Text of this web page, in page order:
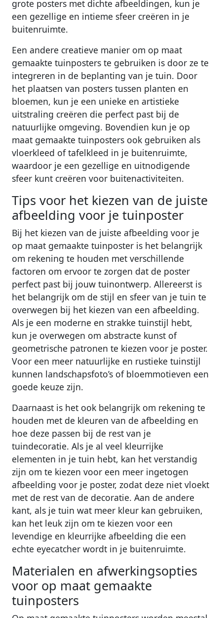
grote posters met dichte afbeeldingen, kun je
een gezellige en intieme sfeer creëren in je
buitenruimte.
Een andere creatieve manier om op maat
gemaakte tuinposters te gebruiken is door ze te
integreren in de beplanting van je tuin. Door
het plaatsen van posters tussen planten en
bloemen, kun je een unieke en artistieke
uitstraling creëren die perfect past bij de
natuurlijke omgeving. Bovendien kun je op
maat gemaakte tuinposters ook gebruiken als
vloerkleed of tafelkleed in je buitenruimte,
waardoor je een gezellige en uitnodigende
sfeer kunt creëren voor buitenactiviteiten.
Tips voor het kiezen van de juiste
afbeelding voor je tuinposter
Bij het kiezen van de juiste afbeelding voor je
op maat gemaakte tuinposter is het belangrijk
om rekening te houden met verschillende
factoren om ervoor te zorgen dat de poster
perfect past bij jouw tuinontwerp. Allereerst is
het belangrijk om de stijl en sfeer van je tuin te
overwegen bij het kiezen van een afbeelding.
Als je een moderne en strakke tuinstijl hebt,
kun je overwegen om abstracte kunst of
geometrische patronen te kiezen voor je poster.
Voor een meer natuurlijke en rustieke tuinstijl
kunnen landschapsfoto’s of bloemmotieven een
goede keuze zijn.
Daarnaast is het ook belangrijk om rekening te
houden met de kleuren van de afbeelding en
hoe deze passen bij de rest van je
tuindecoratie. Als je al veel kleurrijke
elementen in je tuin hebt, kan het verstandig
zijn om te kiezen voor een meer ingetogen
afbeelding voor je poster, zodat deze niet vloekt
met de rest van de decoratie. Aan de andere
kant, als je tuin wat meer kleur kan gebruiken,
kan het leuk zijn om te kiezen voor een
levendige en kleurrijke afbeelding die een
echte eyecatcher wordt in je buitenruimte.
Materialen en afwerkingsopties
voor op maat gemaakte
tuinposters